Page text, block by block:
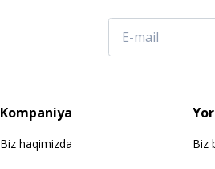
Kompaniya
Biz haqimizda
Biz